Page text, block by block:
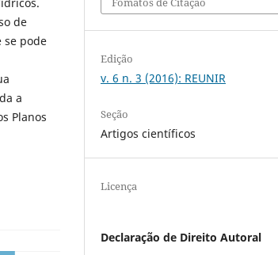
de
se pode
a
Planos
Edição
v. 6 n. 3 (2016): REUNIR
Seção
Artigos científicos
Licença
Declaração de Direito Autoral